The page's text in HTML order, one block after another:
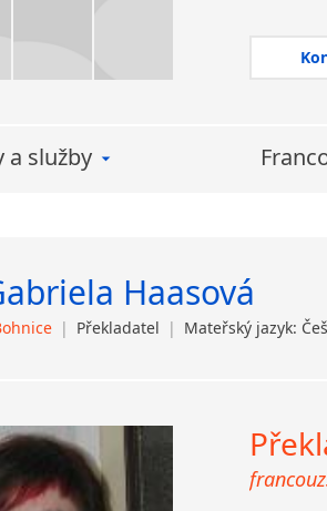
Díky
Můžete
a služby
Haasová
| Překladatel | Mateřský jazyk: